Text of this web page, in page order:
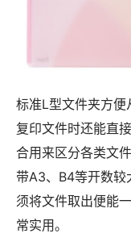
标准L型文件夹方便
复印文件时还能直
合用来区分各类文
带A3、B4等开数较
须将文件取出便能
常实用。